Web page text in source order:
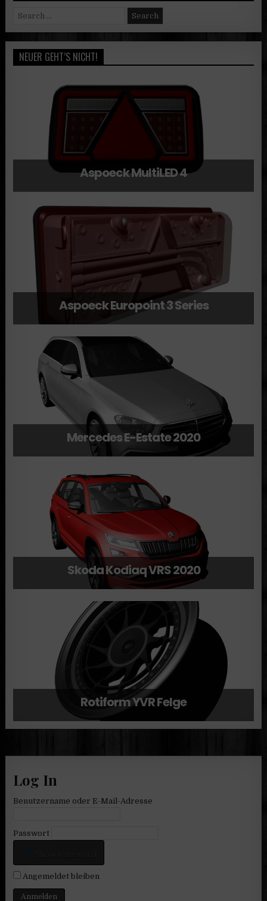
Search
NEUER GEHT’S NICHT!
Aspoeck MultiLED 4
Aspoeck Europoint 3 Series
Mercedes E-Estate 2020
Skoda Kodiaq VRS 2020
Rotiform YVR Felge
Log In
Benutzername oder E-Mail-Adresse
Passwort
Show Password
Angemeldet bleiben